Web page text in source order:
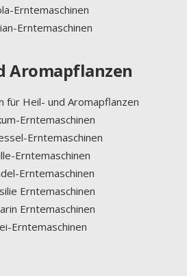
Erntemaschinen
Erntemaschinen
Aromapflanzen
für Heil- und Aromapflanzen
Erntemaschinen
Erntemaschinen
Erntemaschinen
Erntemaschinen
Erntemaschinen
Erntemaschinen
Erntemaschinen